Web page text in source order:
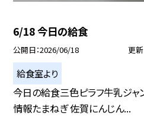
6/18 今日の給食
公開日 2026/06/18 更
給食室より
今日の給食三色ピラフ牛乳ジャ
情報たまねぎ 佐賀にんじん...